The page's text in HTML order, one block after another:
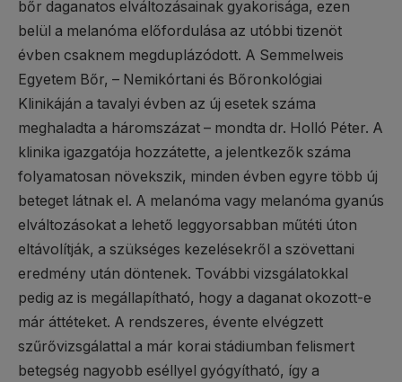
bőr daganatos elváltozásainak gyakorisága, ezen
belül a melanóma előfordulása az utóbbi tizenöt
évben csaknem megduplázódott. A Semmelweis
Egyetem Bőr, – Nemikórtani és Bőronkológiai
Klinikáján a tavalyi évben az új esetek száma
meghaladta a háromszázat – mondta dr. Holló Péter. A
klinika igazgatója hozzátette, a jelentkezők száma
folyamatosan növekszik, minden évben egyre több új
beteget látnak el. A melanóma vagy melanóma gyanús
elváltozásokat a lehető leggyorsabban műtéti úton
eltávolítják, a szükséges kezelésekről a szövettani
eredmény után döntenek. További vizsgálatokkal
pedig az is megállapítható, hogy a daganat okozott-e
már áttéteket. A rendszeres, évente elvégzett
szűrővizsgálattal a már korai stádiumban felismert
betegség nagyobb eséllyel gyógyítható, így a